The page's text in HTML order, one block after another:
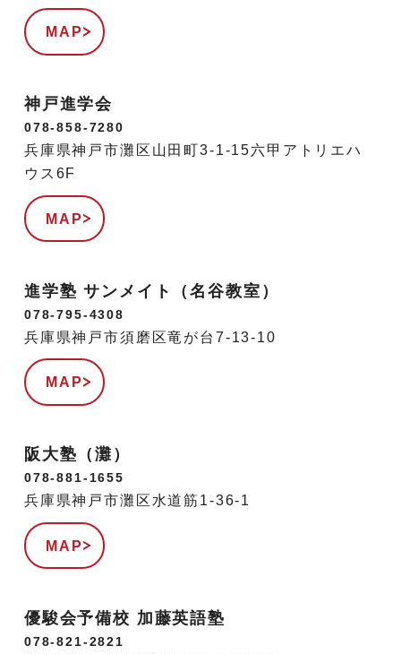
MAP
神戸進学会
078-858-7280
兵庫県神戸市灘区山田町3-1-15六甲アトリエハ
ウス6F
MAP
進学塾 サンメイト（名谷教室）
078-795-4308
兵庫県神戸市須磨区竜が台7-13-10
MAP
阪大塾（灘）
078-881-1655
兵庫県神戸市灘区水道筋1-36-1
MAP
優駿会予備校 加藤英語塾
078-821-2821